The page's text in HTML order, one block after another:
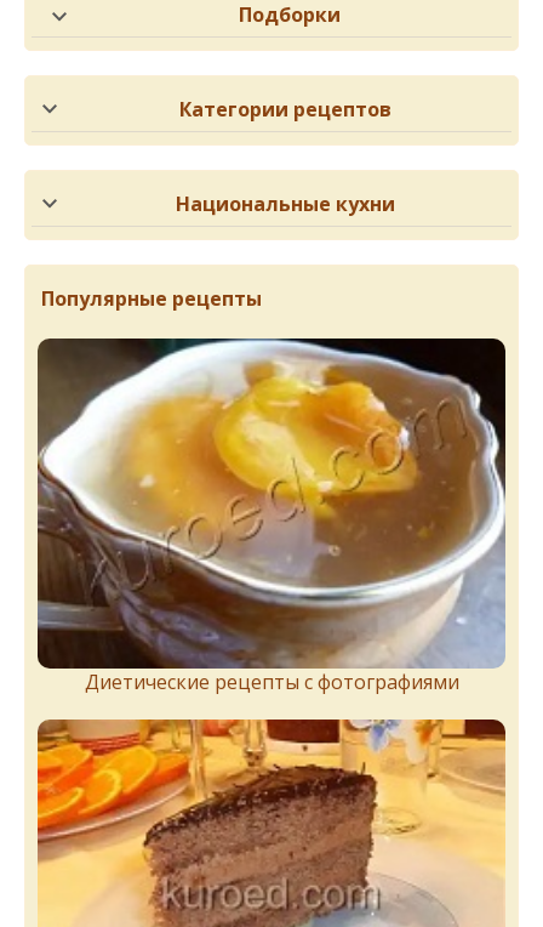
Подборки
Категории рецептов
Национальные кухни
Популярные рецепты
Диетические рецепты с фотографиями